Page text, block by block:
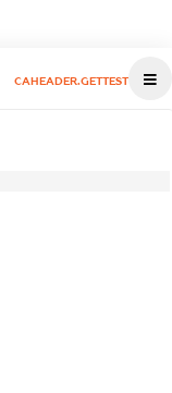
CAHEADER.GETTEST